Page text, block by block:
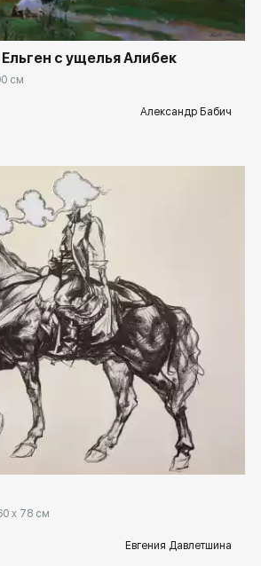
с ущелья Алибек
см
Александр Бабич
ekb.rakovgallery.ru
x 78 см
Евгения Давлетшина